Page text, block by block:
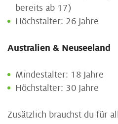
bereits ab 17)
Höchstalter: 26 Jahre
Australien & Neuseeland
Mindestalter: 18 Jahre
Höchstalter: 30 Jahre
Zusätzlich brauchst du für